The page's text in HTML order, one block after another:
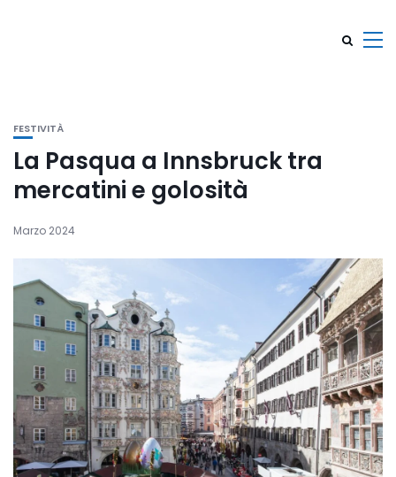
FESTIVITÀ
La Pasqua a Innsbruck tra
mercatini e golosità
Marzo 2024